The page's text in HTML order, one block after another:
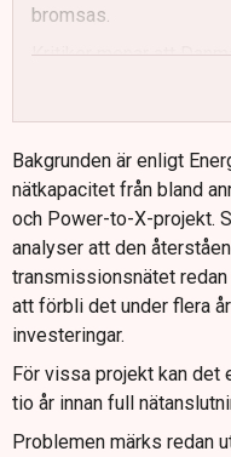
bromsas.
Kritiker menar att
Vind- och solkraft
mer balansering.
Debatten om kärnkraft
Danmark.
Bakgrunden är enligt
nätkapacitet från bland
och Power-to-X-projekt.
analyser att den
transmissionsnätet
att förbli det under flera
investeringar.
För vissa projekt kan det
tio år innan full
Problemen märks redan